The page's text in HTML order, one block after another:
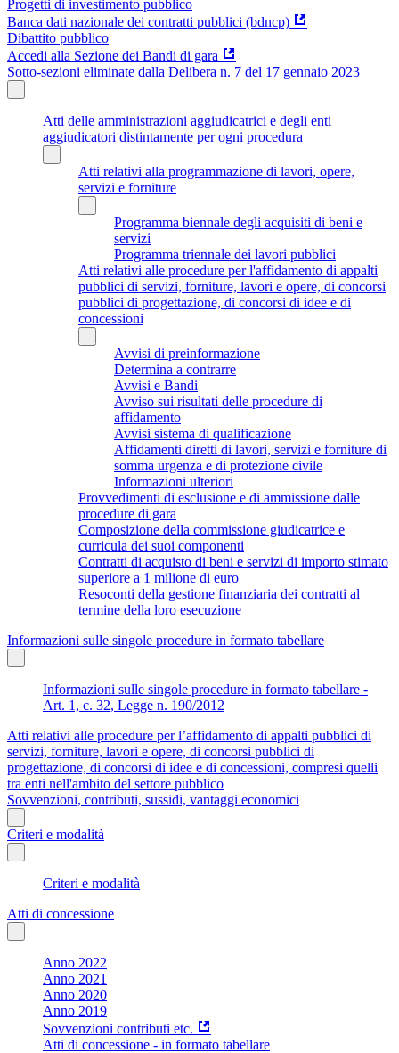
Progetti di investimento pubblico
Banca dati nazionale dei contratti pubblici (bdncp)
Dibattito pubblico
Accedi alla Sezione dei Bandi di gara
Sotto-sezioni eliminate dalla Delibera n. 7 del 17 gennaio 2023
Atti delle amministrazioni aggiudicatrici e degli enti
aggiudicatori distintamente per ogni procedura
Atti relativi alla programmazione di lavori, opere,
servizi e forniture
Programma biennale degli acquisiti di beni e
servizi
Programma triennale dei lavori pubblici
Atti relativi alle procedure per l'affidamento di appalti
pubblici di servizi, forniture, lavori e opere, di concorsi
pubblici di progettazione, di concorsi di idee e di
concessioni
Avvisi di preinformazione
Determina a contrarre
Avvisi e Bandi
Avviso sui risultati delle procedure di
affidamento
Avvisi sistema di qualificazione
Affidamenti diretti di lavori, servizi e forniture di
somma urgenza e di protezione civile
Informazioni ulteriori
Provvedimenti di esclusione e di ammissione dalle
procedure di gara
Composizione della commissione giudicatrice e
curricula dei suoi componenti
Contratti di acquisto di beni e servizi di importo stimato
superiore a 1 milione di euro
Resoconti della gestione finanziaria dei contratti al
termine della loro esecuzione
Informazioni sulle singole procedure in formato tabellare
Informazioni sulle singole procedure in formato tabellare -
Art. 1, c. 32, Legge n. 190/2012
Atti relativi alle procedure per l’affidamento di appalti pubblici di
servizi, forniture, lavori e opere, di concorsi pubblici di
progettazione, di concorsi di idee e di concessioni, compresi quelli
tra enti nell'ambito del settore pubblico
Sovvenzioni, contributi, sussidi, vantaggi economici
Criteri e modalità
Criteri e modalità
Atti di concessione
Anno 2022
Anno 2021
Anno 2020
Anno 2019
Sovvenzioni contributi etc.
Atti di concessione - in formato tabellare